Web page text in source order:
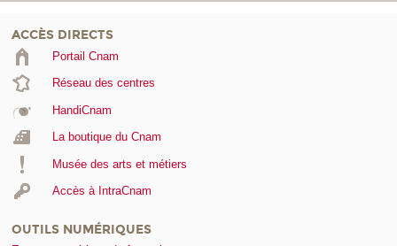
ACCÈS DIRECTS
Portail Cnam
Réseau des centres
HandiCnam
La boutique du Cnam
Musée des arts et métiers
Accès à IntraCnam
OUTILS NUMÉRIQUES